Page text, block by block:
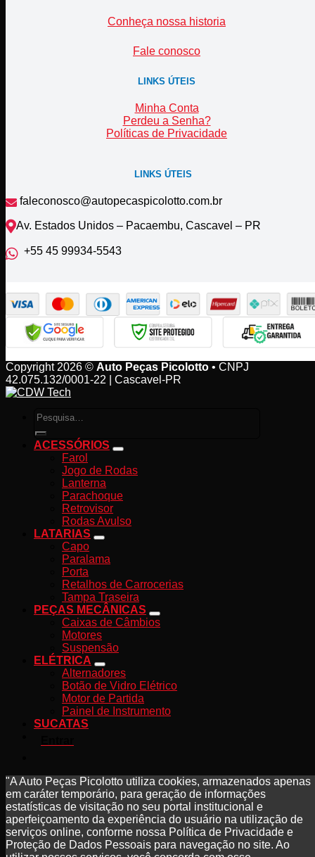
Conheça nossa historia
Fale conosco
LINKS ÚTEIS
Minha Conta
Perdeu a Senha?
Políticas de Privacidade
LINKS ÚTEIS
faleconosco@autopecaspicolotto.com.br
Av. Estados Unidos – Pacaembu, Cascavel – PR
+55 45 99934‑5543‬
Copyright 2026 © Auto Peças Picolotto • CNPJ
42.075.132/0001-22 | Cascavel-PR
Pesquisar
por:
ACESSÓRIOS
Farol
Jogo de Rodas
Lanterna
Parachoque
Retrovisor
Rodas Avulso
LATARIAS
Capo
Paralama
Porta
Retalhos de Carrocerias
Tampa Traseira
PEÇAS MECÂNICAS
Caixas de Câmbios
Motores
Suspensão
ELÉTRICA
Alternadores
Botão de Vidro Elétrico
Motor de Partida
Painel de Instrumento
SUCATAS
"A Auto Peças Picolotto utiliza cookies, armazenados apenas
em caráter temporário, para geração de informações
estatísticas de visitação no seu portal institucional e
aperfeiçoamento da experiência do usuário na utilização de
serviços online, conforme nossa Política de Privacidade e
Proteção de Dados Pessoais para navegação no site. Ao